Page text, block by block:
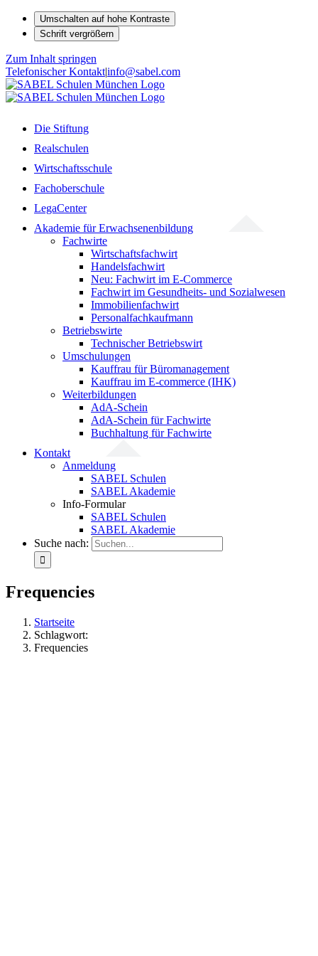
Umschalten auf hohe Kontraste
Schrift vergrößern
Zum Inhalt springen
Telefonischer Kontakt|info@sabel.com
Die Stiftung
Realschulen
Wirtschaftsschule
Fachoberschule
LegaCenter
Akademie für Erwachsenenbildung
Fachwirte
Wirtschaftsfachwirt
Handelsfachwirt
Neu: Fachwirt im E-Commerce
Fachwirt im Gesundheits- und Sozialwesen
Immobilienfachwirt
Personalfachkaufmann
Betriebswirte
Technischer Betriebswirt
Umschulungen
Kauffrau für Büromanagement
Kauffrau im E-commerce (IHK)
Weiterbildungen
AdA-Schein
AdA-Schein für Fachwirte
Buchhaltung für Fachwirte
Kontakt
Anmeldung
SABEL Schulen
SABEL Akademie
Info-Formular
SABEL Schulen
SABEL Akademie
Suche nach:
Frequencies
Startseite
Schlagwort:
Frequencies